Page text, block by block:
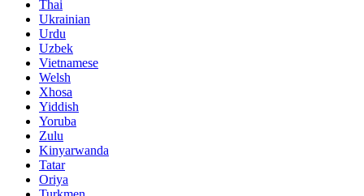
Thai
Ukrainian
Urdu
Uzbek
Vietnamese
Welsh
Xhosa
Yiddish
Yoruba
Zulu
Kinyarwanda
Tatar
Oriya